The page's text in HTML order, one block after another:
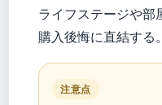
ライフステージや部
購入後悔に直結する。
注意点